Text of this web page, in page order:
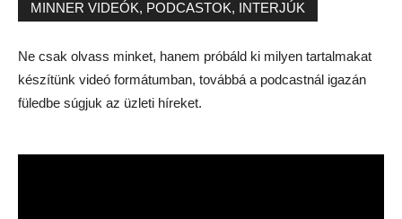
MINNER VIDEÓK, PODCASTOK, INTERJÚK
Ne csak olvass minket, hanem próbáld ki milyen tartalmakat
készítünk videó formátumban, továbbá a podcastnál igazán
füledbe súgjuk az üzleti híreket.